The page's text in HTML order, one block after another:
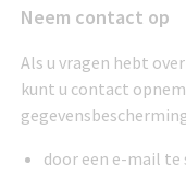
Neem contact op
Als u vragen hebt
kunt u contact
door een e-mail te